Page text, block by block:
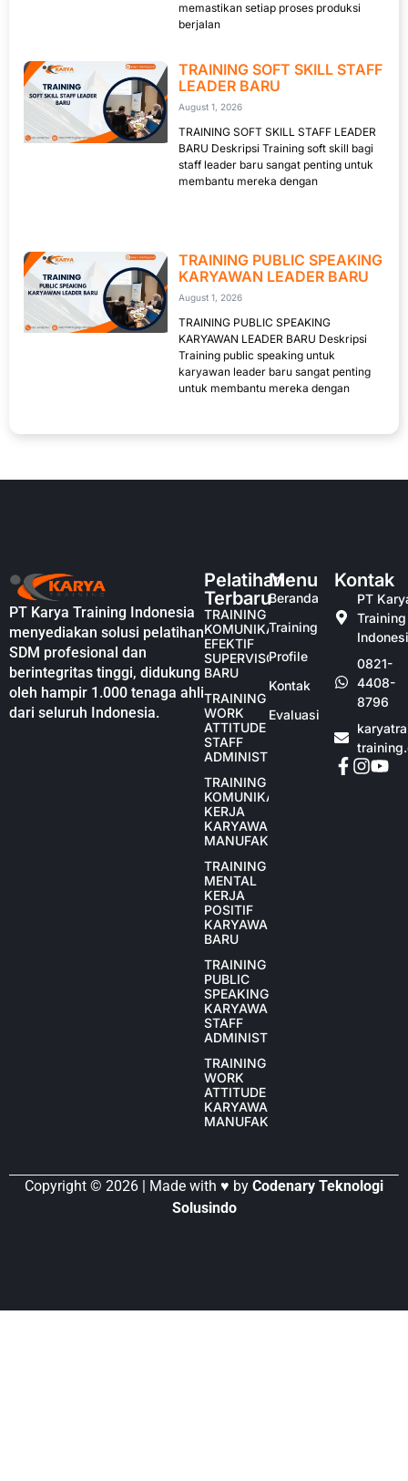
memastikan setiap proses produksi
berjalan
TRAINING SOFT SKILL STAFF
LEADER BARU
August 1, 2026
TRAINING SOFT SKILL STAFF LEADER
BARU Deskripsi Training soft skill bagi
staff leader baru sangat penting untuk
membantu mereka dengan
TRAINING PUBLIC SPEAKING
KARYAWAN LEADER BARU
August 1, 2026
TRAINING PUBLIC SPEAKING
KARYAWAN LEADER BARU Deskripsi
Training public speaking untuk
karyawan leader baru sangat penting
untuk membantu mereka dengan
PT Karya Training Indonesia
menyediakan solusi pelatihan
SDM profesional dan
berintegritas tinggi, didukung
oleh hampir 1.000 tenaga ahli
dari seluruh Indonesia.
Pelatihan
Terbaru
TRAINING
KOMUNIKASI
EFEKTIF
SUPERVISOR
BARU
TRAINING
WORK
ATTITUDE
STAFF
ADMINISTRASI
TRAINING
KOMUNIKASI
KERJA
KARYAWAN
MANUFAKTUR
TRAINING
MENTAL
KERJA
POSITIF
KARYAWAN
BARU
TRAINING
PUBLIC
SPEAKING
KARYAWAN
STAFF
ADMINISTRASI
TRAINING
WORK
ATTITUDE
KARYAWAN
MANUFAKTUR
Menu
Beranda
Training
Profile
Kontak
Evaluasi
Kontak
PT
Training
0821-
4408-
8796
Copyright © 2026 | Made with ♥ by Codenary Teknologi
Solusindo